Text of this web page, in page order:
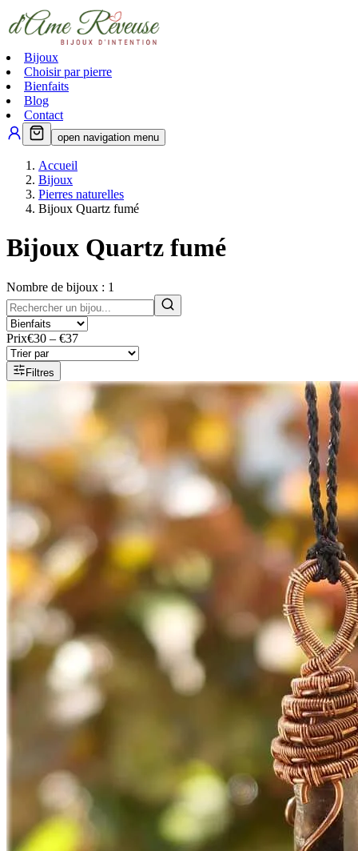
Bijoux
Choisir par pierre
Bienfaits
Blog
Contact
open navigation menu
Accueil
Bijoux
Pierres naturelles
Bijoux Quartz fumé
Bijoux Quartz fumé
Nombre de bijoux : 1
Prix€30 – €37
Filtres